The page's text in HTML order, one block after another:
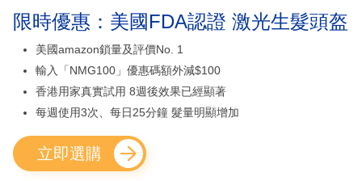
限時優惠：美國FDA認證 激光生髮頭盔
美國amazon鎖量及評價No. 1
輸入「NMG100」優惠碼額外減$100
香港用家真實試用 8週後效果已經顯著
每週使用3次、每日25分鐘 髮量明顯增加
立即選購